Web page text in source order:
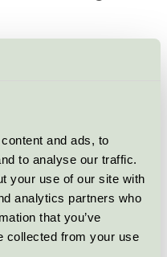
and ads, to
to analyse our traffic.
your use of our site with
analytics partners who
that you’ve
collected from your use
sig klimatneutral om
utsläppsrätter.
produkten i sig
kompensationen att
för att faktiskt
kan i bästa